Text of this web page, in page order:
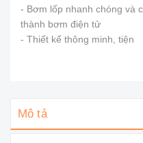
- Bơm lốp nhanh chóng và
thành bơm điện tử
- Thiết kế thông minh, tiện
Mô tả